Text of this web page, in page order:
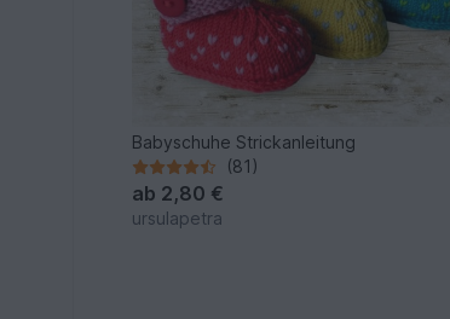
Babyschuhe Strickanleitung
(81)
ab 2,80 €
ursulapetra